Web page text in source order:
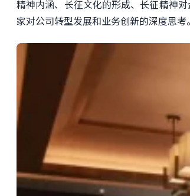
精神内涵、长征文化的形成、长征精神
家对公司转型发展和业务创新的深度思考。